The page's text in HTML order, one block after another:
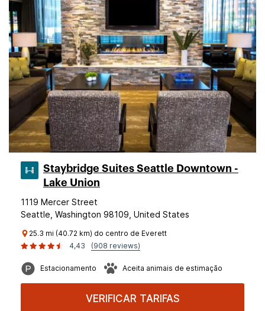
Staybridge Suites Seattle Downtown -
Lake Union
1119 Mercer Street
Seattle, Washington 98109, United States
25.3 mi (40.72 km) do centro de Everett
4,43
(908 reviews)
Estacionamento Aceita animais de estimação
VERIFICAR TARIFAS